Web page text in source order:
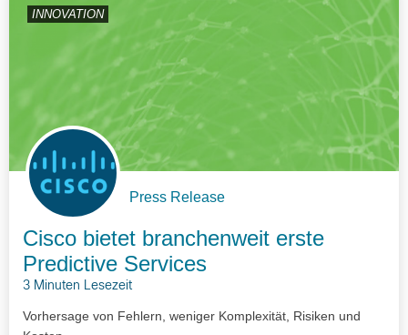
INNOVATION
Press Release
Cisco bietet branchenweit erste
Predictive Services
3 Minuten Lesezeit
Vorhersage von Fehlern, weniger Komplexität, Risiken und